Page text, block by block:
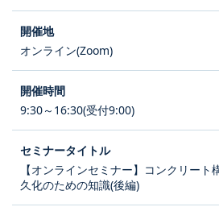
オンライン(Zoom)
9:30～16:30(受付9:00)
【オンラインセミナー】コンクリー
久化のための知識(後編)